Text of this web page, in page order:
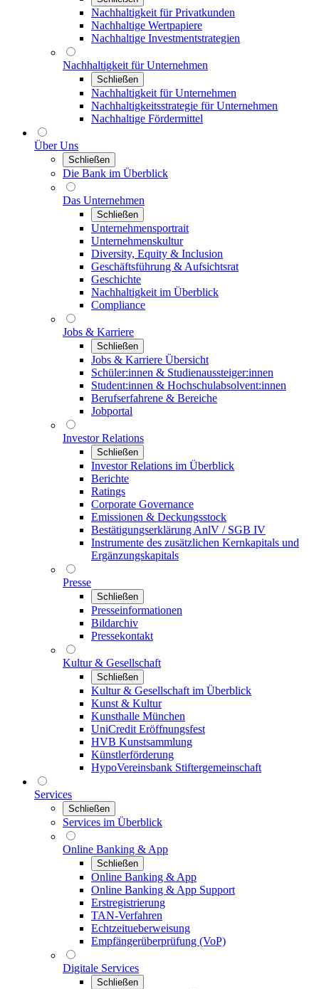
Nachhaltigkeit für Privatkunden
Nachhaltige Wertpapiere
Nachhaltige Investmentstrategien
Nachhaltigkeit für Unternehmen
Schließen
Nachhaltigkeit für Unternehmen
Nachhaltigkeitsstrategie für Unternehmen
Nachhaltige Fördermittel
Über Uns
Schließen
Die Bank im Überblick
Das Unternehmen
Schließen
Unternehmensportrait
Unternehmenskultur
Diversity, Equity & Inclusion
Geschäftsführung & Aufsichtsrat
Geschichte
Nachhaltigkeit im Überblick
Compliance
Jobs & Karriere
Schließen
Jobs & Karriere Übersicht
Schüler:innen & Studienaussteiger:innen
Student:innen & Hochschulabsolvent:innen
Berufserfahrene & Bereiche
Jobportal
Investor Relations
Schließen
Investor Relations im Überblick
Berichte
Ratings
Corporate Governance
Emissionen & Deckungsstock
Bestätigungserklärung AnlV / SGB IV
Instrumente des zusätzlichen Kernkapitals und
Ergänzungskapitals
Presse
Schließen
Presseinformationen
Bildarchiv
Pressekontakt
Kultur & Gesellschaft
Schließen
Kultur & Gesellschaft im Überblick
Kunst & Kultur
Kunsthalle München
UniCredit Eröffnungsfest
HVB Kunstsammlung
Künstlerförderung
HypoVereinsbank Stiftergemeinschaft
Services
Schließen
Services im Überblick
Online Banking & App
Schließen
Online Banking & App
Online Banking & App Support
Erstregistrierung
TAN-Verfahren
Echtzeitueberweisung
Empfängerüberprüfung (VoP)
Digitale Services
Schließen